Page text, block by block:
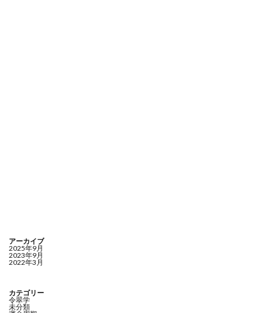
アーカイブ
2025年9月
2023年9月
2022年3月
カテゴリー
令翠学
未分類